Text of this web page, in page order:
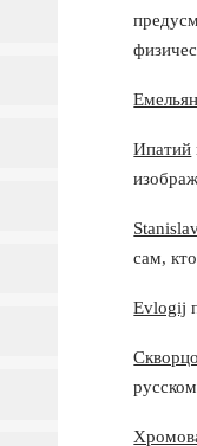
Емельян
Ипатий
сам,
Evlogij